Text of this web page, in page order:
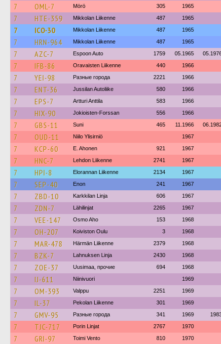
7 OML-7 Mörö 305 1965
7 HTE-359 Mikkolan Liikenne 487 1965
7 ICO-30 Mikkolan Liikenne 487 1965
7 HRN-964 Mikkolan Liikenne 487 1965
7 AZC-7 Espoon Auto 1759 05.1965
7 IFB-86 Oravaisten Liikenne 440 1966
7 YEI-98 Разные города 2221 1966
7 ENT-36 Jussilan Autoliike 580 1966
7 EPS-7 Artturi Anttila 583 1966
7 HIX-90 Jokioisten-Forssan 556 1966
7 GBS-11 Suni 465 11.1966
7 OUD-11 Niilo Ylisirniö 1967
7 KCP-60 E. Ahonen 921 1967
7 HNC-7 Lehdon Liikenne 2741 1967
7 HPI-8 Elorannan Liikenne 2134 1967
7 SEP-40 Enon 241 1967
7 ZBD-10 Karkkilan Linja 606 1967
7 ZDN-7 Lähilinjat 2265 1967
7 VEE-147 Osmo Aho 153 1968
7 OH-207 Koiviston Oulu 3 1968
7 MAR-478 Härmän Liikenne 2379 1968
7 BZK-7 Lahnuksen Linja 2430 1968
7 ZOE-37 Uusimaa, прочие 694 1968
7 IJ-611 Niinivuori 1969
7 OM-393 Valppu 2251 1969
7 IL-37 Pekolan Liikenne 301 1969
7 GMV-95 Разные города 341 1969
7 TJC-717 Porin Linjat 2767 1970
7 GRI-97 Toimi Vento 810 1970